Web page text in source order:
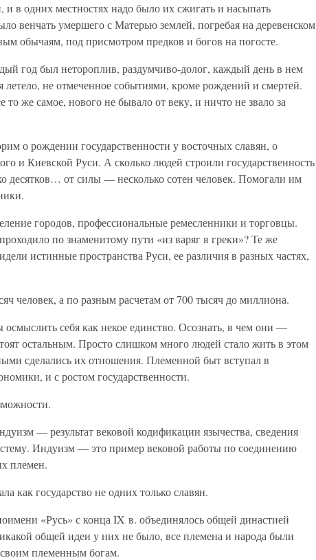
и в одних местностях надо было их сжигать и насыпать
венчать умершего с Матерью землей, погребая на деревенском
обычаям, под присмотром предков и богов на погосте.
год был нетороплив, раздумчиво-долог, каждый день в нем
летело, не отмеченное событиями, кроме рождений и смертей.
то же самое, нового не бывало от веку, и ничто не звало за
о рождении государственности у восточных славян, о
и Киевской Руси. А сколько людей строили государственность
десятков… от силы — несколько сотен человек. Помогали им
городов, профессиональные ремесленники и торговцы.
по знаменитому пути «из варяг в греки»? Те же
истинные пространства Руси, ее различия в разных частях,
человек, а по разным расчетам от 700 тысяч до миллиона.
себя как некое единство. Осознать, в чем они —
остальным. Просто слишком много людей стало жить в этом
сделались их отношения. Племенной быт вступал в
и с ростом государственности.
— результат вековой кодификации язычества, сведения
Индуизм — это пример вековой работы по соединению
племен.
как государство не одних только славян.
«Русь» с конца IX в. объединялось общей династией
общей идеи у них не было, все племена и народа были
племенным богам.